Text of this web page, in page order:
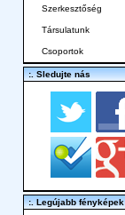
Szerkesztőség
Társulatunk
Csoportok
:. Sledujte nás
:. Legújabb fényképek